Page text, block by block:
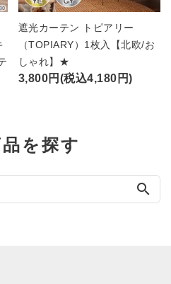
遮光カーテン トピアリー
（TOPIARY）1枚入【北欧/お
しゃれ】★
3,800円(税込4,180円)
を探す
search